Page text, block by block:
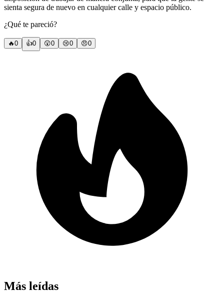
sienta segura de nuevo en cualquier calle y espacio público.
¿Qué te pareció?
🔥0 👍0 😲0 😢0 😠0
Más leídas